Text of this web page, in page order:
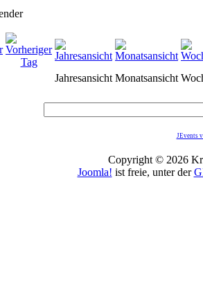
Jahresansicht Monatsansicht
JEvents
Copyright © 2026
Joomla! ist freie, unter der